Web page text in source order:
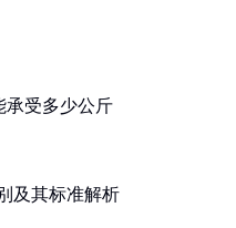
承受多少公斤
及其标准解析